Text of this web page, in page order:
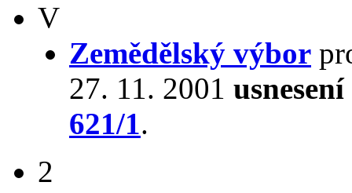
V
Zemědělský výbor
27. 11. 2001 usnesení
621/1.
2